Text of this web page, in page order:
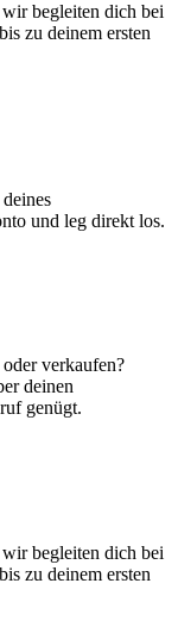
begleiten dich bei
zu deinem ersten
und leg direkt los.
verkaufen?
deinen
genügt.
begleiten dich bei
zu deinem ersten